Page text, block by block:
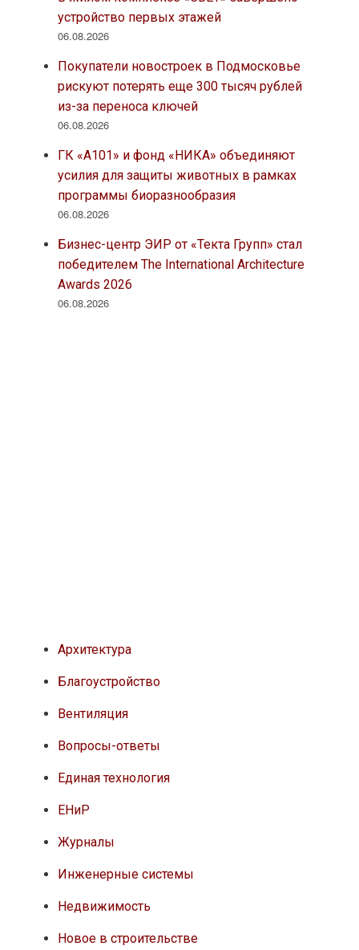
устройство первых этажей
06.08.2026
Покупатели новостроек в Подмосковье
рискуют потерять еще 300 тысяч рублей
из-за переноса ключей
06.08.2026
ГК «А101» и фонд «НИКА» объединяют
усилия для защиты животных в рамках
программы биоразнообразия
06.08.2026
Бизнес-центр ЭИР от «Текта Групп» стал
победителем The International Architecture
Awards 2026
06.08.2026
Архитектура
Благоустройство
Вентиляция
Вопросы-ответы
Единая технология
ЕНиР
Журналы
Инженерные системы
Недвижимость
Новое в строительстве